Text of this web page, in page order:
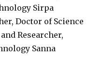
Sirpa
Doctor of Science
Researcher,
Sanna